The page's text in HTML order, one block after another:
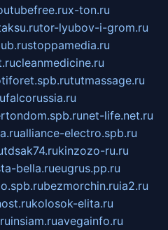
x-ton.ru
tor-lyubov-i-grom.ru
stoppamedia.ru
cleanmedicine.ru
tutmassage.ru
falcorussia.ru
net-life.net.ru
alliance-electro.spb.ru
tdsak74.rukinzozo-ru.ru
bella.rueugrus.pp.ru
bezmorchin.ruia2.ru
kolosok-elita.ru
insiam.ruavegainfo.ru